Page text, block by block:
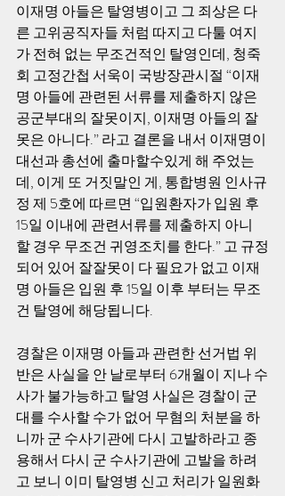
이재명 아들은 탈영병이고 그 죄상은 다
른 고위공직자들 처럼 따지고 다툴 여지
가 전혀 없는 무조건적인 탈영인데, 청죽
회 고정간첩 서욱이 국방장관시절 “이재
명 아들에 관련된 서류를 제출하지 않은
공군부대의 잘못이지, 이재명 아들의 잘
못은 아니다.” 라고 결론을 내서 이재명이
대선과 총선에 출마할수있게 해 주었는
데, 이게 또 거짓말인 게, 통합병원 인사규
정 제 5호에 따르면 “입원환자가 입원 후
15일 이내에 관련서류를 제출하지 아니
할 경우 무조건 귀영조치를 한다.” 고 규정
되어 있어 잘잘못이 다 필요가 없고 이재
명 아들은 입원 후 15일 이후 부터는 무조
건 탈영에 해당됩니다.
경찰은 이재명 아들과 관련한 선거법 위
반은 사실을 안 날로부터 6개월이 지나 수
사가 불가능하고 탈영 사실은 경찰이 군
대를 수사할 수가 없어 무혐의 처분을 하
니까 군 수사기관에 다시 고발하라고 종
용해서 다시 군 수사기관에 고발을 하려
고 보니 이미 탈영병 신고 처리가 일원화